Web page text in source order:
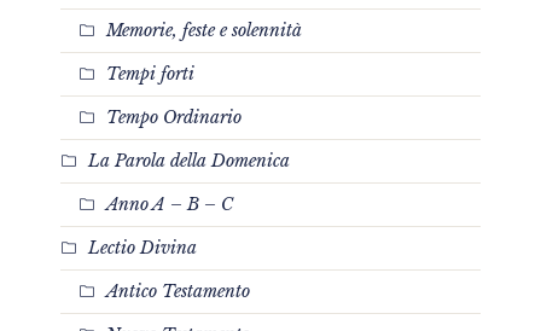
Memorie, feste e solennità
Tempi forti
Tempo Ordinario
La Parola della Domenica
Anno A – B – C
Lectio Divina
Antico Testamento